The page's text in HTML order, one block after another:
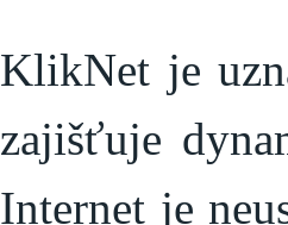
KlikNet je
zajišťuje
Internet je